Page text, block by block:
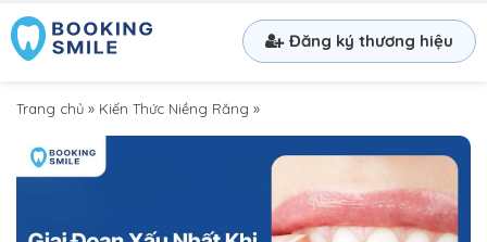
Đăng ký thương hiệu
Trang chủ » Kiến Thức Niềng Răng »